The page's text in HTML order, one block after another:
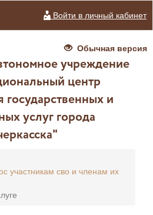
Войти в личный кабинет
Обычная версия
учреждение
центр
государственных и
услуг города
участникам сво и членам их